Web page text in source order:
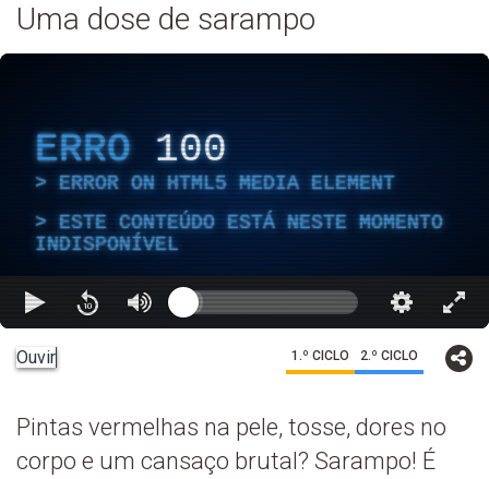
Uma dose de sarampo
ERRO 100
ERROR ON HTML5 MEDIA ELEMENT
ESTE CONTEÚDO ESTÁ NESTE MOMENTO
INDISPONÍVEL
Ouvir 1.º CICLO 2.º CICLO
Pintas vermelhas na pele, tosse, dores no
corpo e um cansaço brutal? Sarampo! É